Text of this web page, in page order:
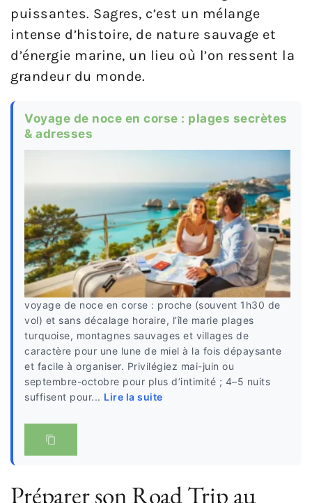
puissantes. Sagres, c’est un mélange
intense d’histoire, de nature sauvage et
d’énergie marine, un lieu où l’on ressent la
grandeur du monde.
Voyage de noce en corse : plages secrètes
& adresses
voyage de noce en corse : proche (souvent 1h30 de
vol) et sans décalage horaire, l’île marie plages
turquoise, montagnes sauvages et villages de
caractère pour une lune de miel à la fois dépaysante
et facile à organiser. Privilégiez mai-juin ou
septembre-octobre pour plus d’intimité ; 4–5 nuits
suffisent pour... Lire la suite
Préparer son Road Trip au